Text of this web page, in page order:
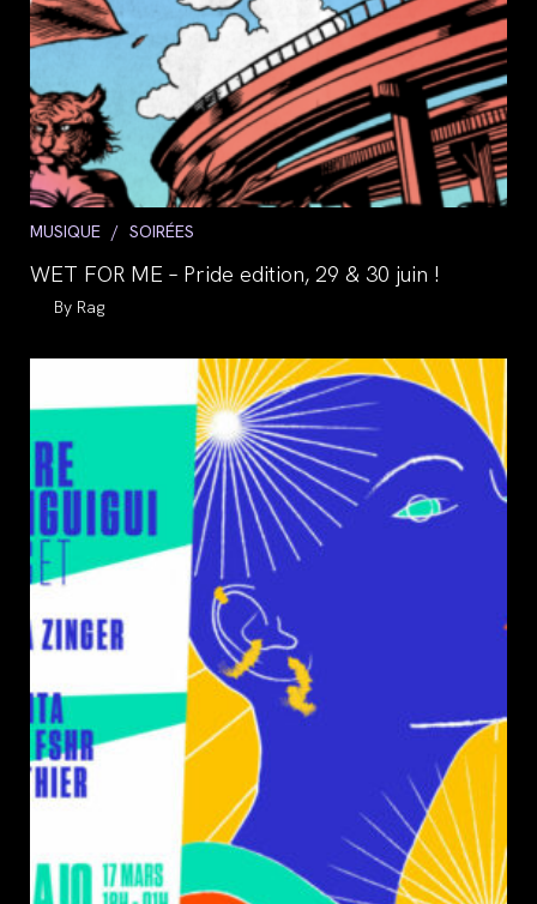
Post
MUSIQUE / SOIRÉES
WET FOR ME – Pride edition, 29 & 30 juin !
Auteur/autrice
la
Rag